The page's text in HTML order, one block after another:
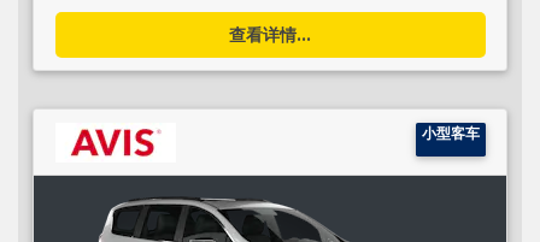
查看详情...
小型客车